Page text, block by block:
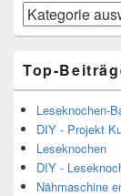
Kategorien
Top-
Leseknochen-
DIY - Projekt
Leseknochen
DIY -
Nähmaschine